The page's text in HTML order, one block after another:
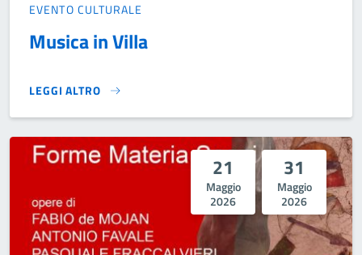
EVENTO CULTURALE
Musica in Villa
LEGGI ALTRO
MUSICA IN VILLA}
21
Maggio
2026
31
Maggio
2026